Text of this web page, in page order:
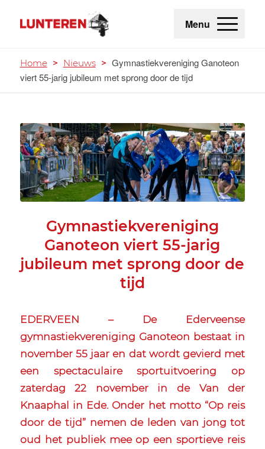
Menu
Home > Nieuws > Gymnastiekvereniging Ganoteon
viert 55-jarig jubileum met sprong door de tijd
Gymnastiekvereniging
Ganoteon viert 55-jarig
jubileum met sprong door de
tijd
EDERVEEN – De Ederveense
gymnastiekvereniging Ganoteon bestaat in
november 55 jaar en dat wordt gevierd met
een spectaculaire sportuitvoering op
zaterdag 22 november in de Van der
Knaaphal in Ede. Onder het motto “Op reis
door de tijd” nemen de leden van jong tot
oud het publiek mee op een sportieve reis